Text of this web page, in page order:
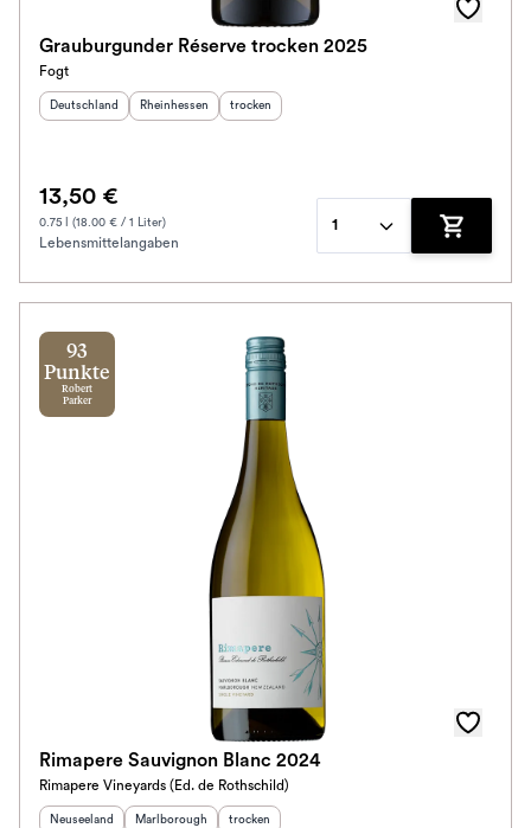
Grauburgunder Réserve trocken 2025
Fogt
Herkunftsland
Deutschland Herkunftsregion :
Rheinhessen Geschmack
trocken
13,50 €
0.75 l (18.00 € / 1 Liter)
Lebensmittelangaben
1
Zum
93
Punkte
Robert
Parker
Rimapere Sauvignon Blanc 2024
Rimapere Vineyards (Ed. de Rothschild)
Herkunftsland
Neuseeland Herkunftsregion
Marlborough Geschmack
trocken